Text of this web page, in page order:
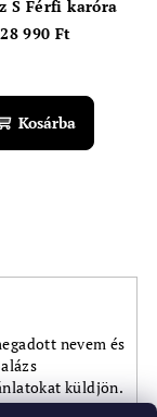
S Férfi karóra
28 990 Ft
Kosárba
nevem és
küldjön.
elolvastam.